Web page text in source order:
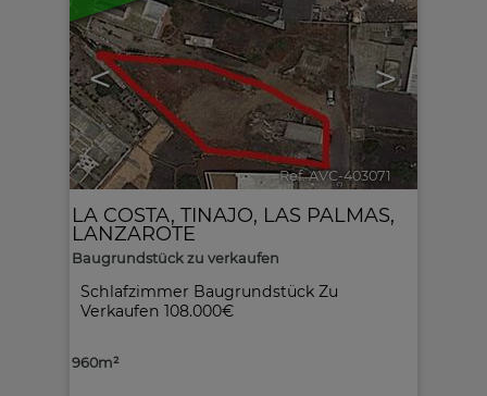
< >
Ref. AVC-403071
Schlafzimmer Baugrundstück Zu
Verkaufen 108.000€
LA COSTA, TINAJO, LAS PALMAS,
LANZAROTE
Baugrundstück zu verkaufen
960m²